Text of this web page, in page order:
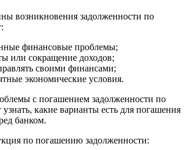
возникновения задолженности по
финансовые проблемы;
или сокращение доходов;
своими финансами;
экономические условия.
с погашением задолженности по
узнать, какие варианты есть для погашения
банком.
по погашению задолженности: